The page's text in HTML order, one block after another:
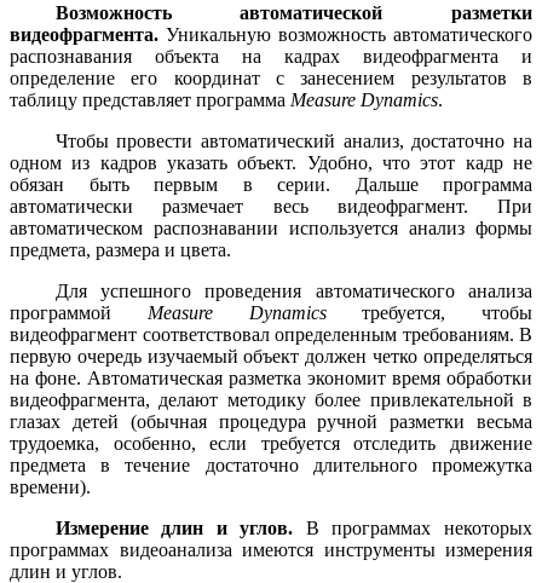
Возможность автоматической разметки
видеофрагмента. Уникальную возможность автоматического
распознавания объекта на кадрах видеофрагмента и
определение его координат с занесением результатов в
таблицу представляет программа Measure Dynamics.
Чтобы провести автоматический анализ, достаточно на
одном из кадров указать объект. Удобно, что этот кадр не
обязан быть первым в серии. Дальше программа
автоматически размечает весь видеофрагмент. При
автоматическом распознавании используется анализ формы
предмета, размера и цвета.
Для успешного проведения автоматического анализа
программой Measure Dynamicsтребуется, чтобы
видеофрагмент соответствовал определенным требованиям. В
первую очередь изучаемый объект должен четко определяться
на фоне. Автоматическая разметка экономит время обработки
видеофрагмента, делают методику более привлекательной в
глазах детей (обычная процедура ручной разметки весьма
трудоемка, особенно, если требуется отследить движение
предмета в течение достаточно длительного промежутка
времени).
Измерение длин и углов. В программах некоторых
программах видеоанализа имеются инструменты измерения
длин и углов.